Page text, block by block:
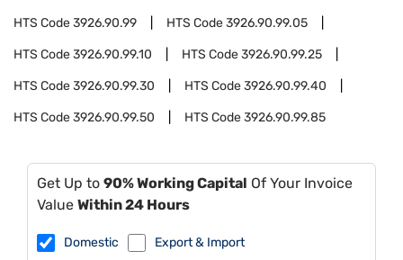
HTS Code3926.90.99 HTS Code3926.90.99.05
HTS Code3926.90.99.10 HTS Code3926.90.99.25
HTS Code3926.90.99.30 HTS Code3926.90.99.40
HTS Code3926.90.99.50 HTS Code3926.90.99.85
Get Up to 90% Working Capital Of Your Invoice
Value Within 24 Hours
Domestic Export & Import